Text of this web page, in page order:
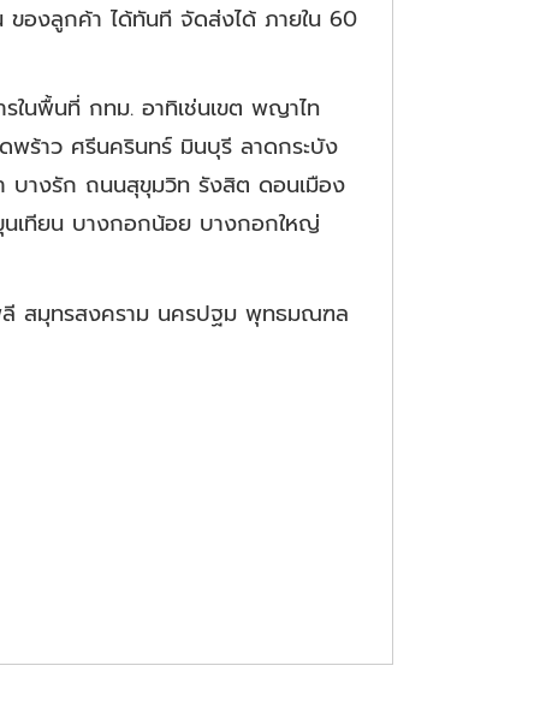
ของลูกค้า ได้ทันที จัดส่งได้ ภายใน 60
ในพื้นที่ กทม. อาทิเช่นเขต พญาไท
พร้าว ศรีนครินทร์ มินบุรี ลาดกระบัง
บางรัก ถนนสุขุมวิท รังสิต ดอนเมือง
เทียน บางกอกน้อย บางกอกใหญ่
ลี สมุทรสงคราม นครปฐม พุทธมณฑล